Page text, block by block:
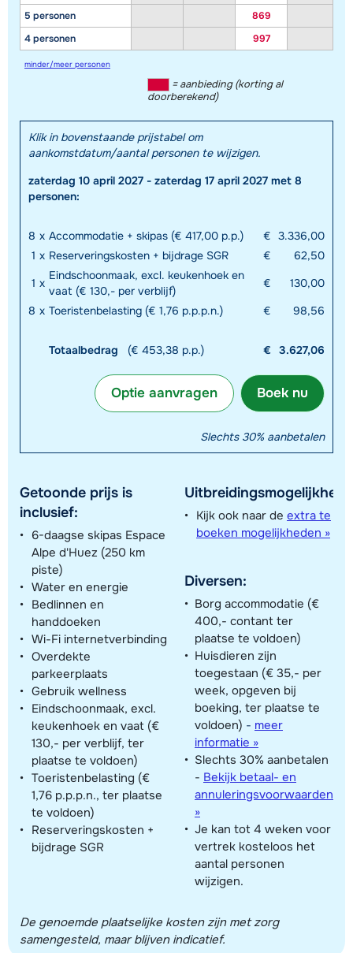
5 personen
4 personen
869
997
minder/meer personen
= aanbieding (korting al
doorberekend)
Klik in bovenstaande prijstabel om
aankomstdatum/aantal personen te wijzigen.
zaterdag 10 april 2027 - zaterdag 17 april 2027 met 8
personen:
8 x Accommodatie + skipas (€ 417,00 p.p.) € 3.336,00
1 x Reserveringskosten + bijdrage SGR €
62,50
1 x
Eindschoonmaak, excl. keukenhoek en
vaat (€ 130,- per verblijf)
€
130,00
8 x Toeristenbelasting (€ 1,76 p.p.p.n.) € 98,56
Totaalbedrag (€ 453,38 p.p.) € 3.627,06
Boek nu
Optie aanvragen
Slechts 30% aanbetalen
Getoonde prijs is
inclusief:
6-daagse skipas Espace
Alpe d'Huez (250 km
piste)
Water en energie
Bedlinnen en
handdoeken
Wi-Fi internetverbinding
Overdekte
parkeerplaats
Gebruik wellness
Eindschoonmaak, excl.
keukenhoek en vaat (€
130,- per verblijf, ter
plaatse te voldoen)
Toeristenbelasting (€
1,76 p.p.p.n., ter plaatse
te voldoen)
Reserveringskosten +
bijdrage SGR
Kijk ook naar de extra te
boeken mogelijkheden »
Diversen:
Borg accommodatie (€
400,- contant ter
plaatse te voldoen)
Huisdieren zijn
toegestaan (€ 35,- per
week, opgeven bij
boeking, ter plaatse te
voldoen) - meer
informatie »
Slechts 30% aanbetalen
- Bekijk betaal- en
annuleringsvoorwaarden
»
Je kan tot 4 weken voor
vertrek kosteloos het
aantal personen
wijzigen.
De genoemde plaatselijke kosten zijn met zorg
samengesteld, maar blijven indicatief.